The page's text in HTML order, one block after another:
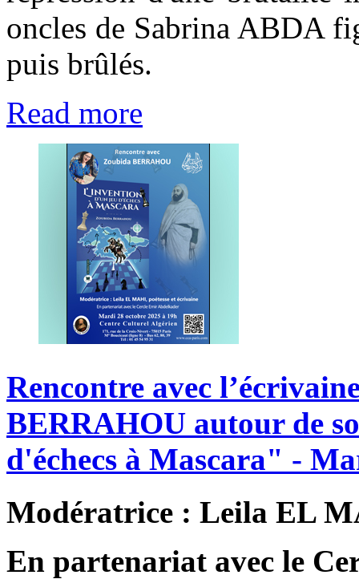
oncles de Sabrina ABDA
puis brûlés.
Read more
Rencontre avec
BERRAHOU autour de
d'échecs à Mascara" -
Modératrice : Leila EL
En partenariat avec le